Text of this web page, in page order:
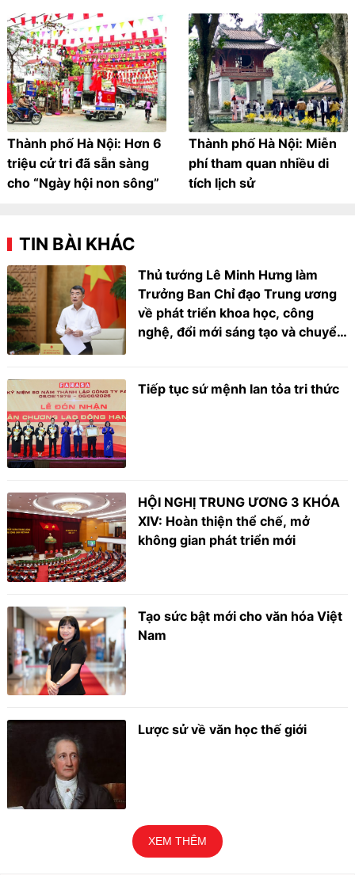
Thành phố Hà Nội: Hơn 6
triệu cử tri đã sẵn sàng
cho “Ngày hội non sông”
Thành phố Hà Nội: Miễn
phí tham quan nhiều di
tích lịch sử
TIN BÀI KHÁC
Thủ tướng Lê Minh Hưng làm
Trưởng Ban Chỉ đạo Trung ương
về phát triển khoa học, công
nghệ, đổi mới sáng tạo và chuyển
Tiếp tục sứ mệnh lan tỏa tri thức
HỘI NGHỊ TRUNG ƯƠNG 3 KHÓA
XIV: Hoàn thiện thể chế, mở
không gian phát triển mới
Tạo sức bật mới cho văn hóa Việt
Nam
Lược sử về văn học thế giới
XEM THÊM